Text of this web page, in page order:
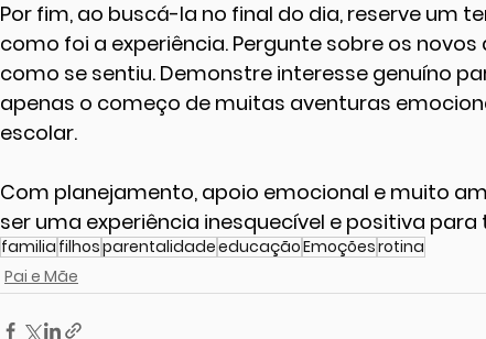
Por fim, ao buscá-la no final do dia, reserve um
como foi a experiência. Pergunte sobre os
como se sentiu. Demonstre interesse genuíno
apenas o começo de muitas aventuras
escolar.
Com planejamento, apoio emocional e muito
ser uma experiência inesquecível e positiva
familia filhosparentalidadeeducaçãoEmoçõesrotina
Pai e Mãe